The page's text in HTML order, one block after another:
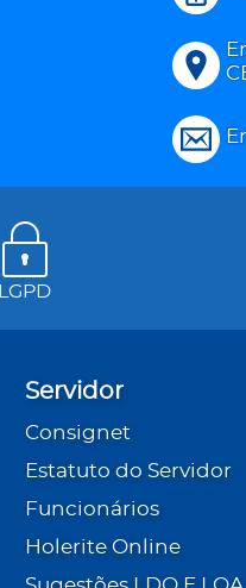
LGPD
Servidor
Consignet
Estatuto do Servidor
Funcionários
Holerite Online